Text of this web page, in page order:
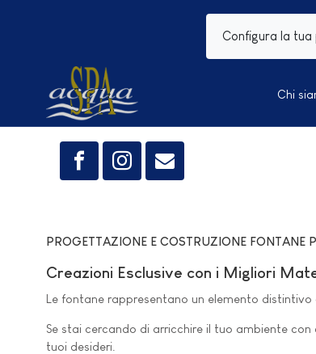
Configura la tua
Chi
PROGETTAZIONE E COSTRUZIONE FONTANE
Creazioni Esclusive con i Migliori
Le fontane rappresentano un elemento distintivo
Se stai cercando di arricchire il tuo ambiente
tuoi desideri.